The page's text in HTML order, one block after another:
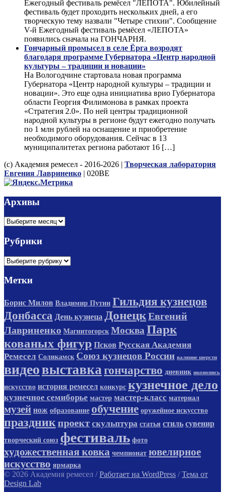
Ежегодный фестиваль ремёсел "ЛЕПОТА". Юбилейный
фестиваль будет проходить нескольких дней, а его
творческую тему назвали "Четыре стихии". Сообщение
V-й Ежегодный фестиваль ремёсел «ЛЕПОТА»
появились сначала на ГОНЧАРНЯ.
Гончарный промысел в селе Ёрга возродят
благодаря программе Губернатора «Центр народной
культуры – традиции и новации»
На Вологодчине стартовала новая программа
Губернатора «Центр народной культуры – традиции и
новации». Это еще одна инициатива врио Губернатора
области Георгия Филимонова в рамках проекта
«Стратегия 2.0». По ней центры традиционной
народной культуры в регионе будут ежегодно получать
по 1 млн рублей на оснащение и приобретение
необходимого оборудования. Сейчас в 13
муниципалитетах региона работают 16 […]
(с) Академия ремесел - 2016-2026 | Творческая лаборатория
Евгения Лавриненко | 020BE
Архивы
Архивы
Рубрики
Рубрики
Метки
Борис Милов Владимир Путин Гильдия кузнецов
Донбасса День кузнеца ДонецкЕвгений
Лавриненко Магнитогорск Москва Парк
кованых фигур Псков Русская Академия
Ремесел Соликамск Союз кузнецов России валяние шерсти
видеовыставка гончарство дневник иконопись
искусство история ремесел конкурс кузнечное дело
кузнечное семиборье мастер мастер-класс материал
музей нож образование обучение оружейное искусство
праздник проект скульптура статья стиль сувенир
творческий союз фестиваль фото
художественная ковка чемпионат ювелирное
искусство ярмарка
© 2026 Академия ремесел / Работает на WordPress / Тема от
Design Lab